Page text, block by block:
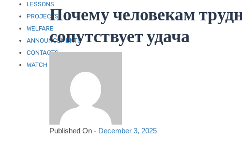
LESSONS
PROJECTS
WELFARE
ANNOUNCEMENTS
CONTACTS
WATCH
Почему человекам
сопутствует удача
Published On - December 3, 2025